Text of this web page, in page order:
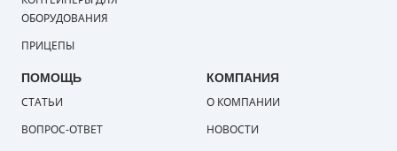
ОБОРУДОВАНИЯ
ПРИЦЕПЫ
ПОМОЩЬ
СТАТЬИ
ВОПРОС-ОТВЕТ
КОМПАНИЯ
О КОМПАНИИ
НОВОСТИ